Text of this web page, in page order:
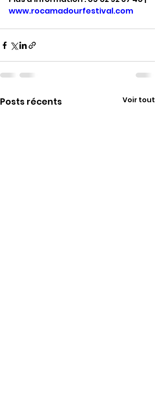
www.rocamadourfestival.com
Posts récents Voir tout